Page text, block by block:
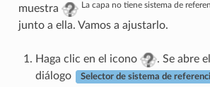
muestra La capa no tiene sistema de
junto a ella. Vamos a ajustarlo.
Haga clic en el icono
. Se abre
diálogo
Selector de sistema de